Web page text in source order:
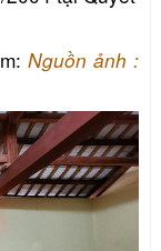
Nguồn ảnh :